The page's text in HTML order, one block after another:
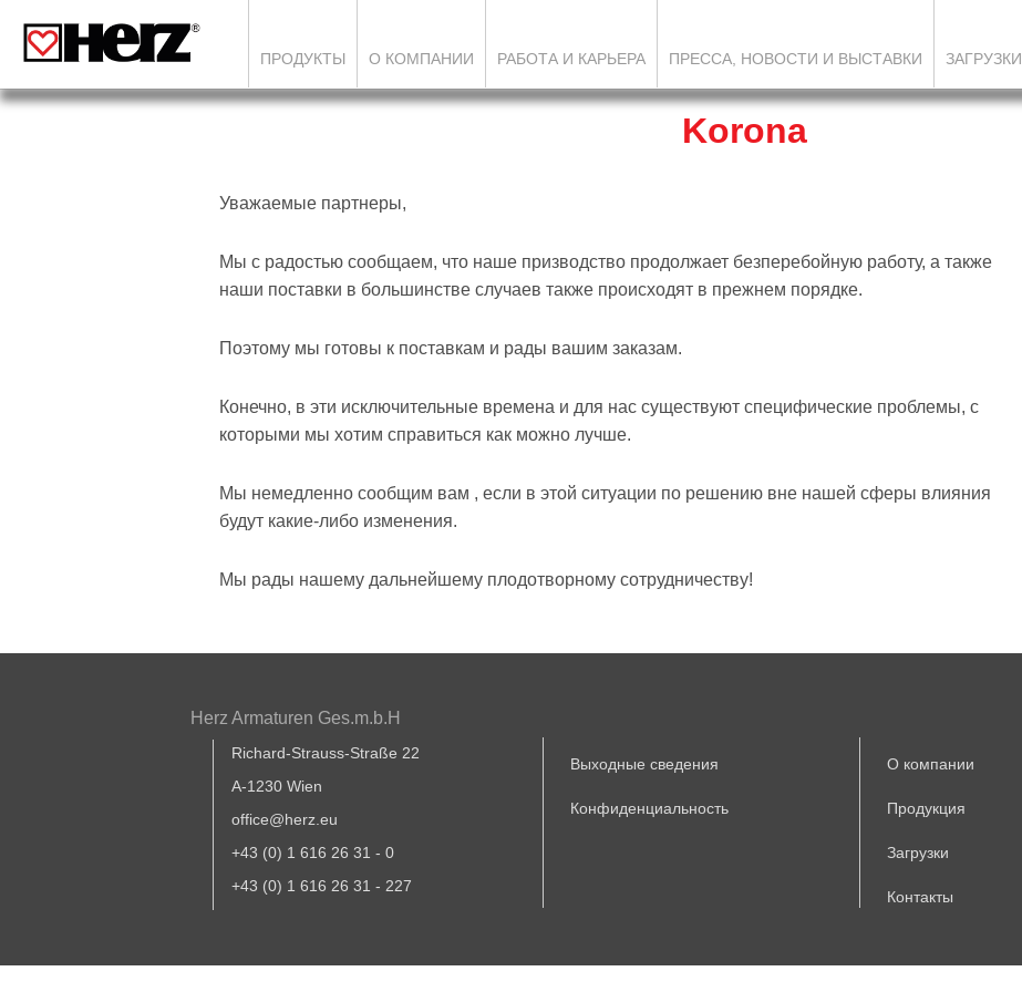
ПРОДУКТЫ О КОМПАНИИ РАБОТА И КАРЬЕРА ПРЕССА, НОВОСТИ И ВЫСТАВКИ ЗАГРУЗКИ
Korona
Уважаемые партнеры,
Мы с радостью сообщаем, что наше призводство продолжает безперебойную работу, а также
наши поставки в большинстве случаев также происходят в прежнем порядке.
Поэтому мы готовы к поставкам и рады вашим заказам.
Конечно, в эти исключительные времена и для нас существуют специфические проблемы, с
которыми мы хотим справиться как можно лучше.
Мы немедленно сообщим вам , если в этой ситуации по решению вне нашей сферы влияния
будут какие-либо изменения.
Мы рады нашему дальнейшему плодотворному сотрудничеству!
Herz Armaturen Ges.m.b.H
Richard-Strauss-Straße 22
A-1230 Wien
office@herz.eu
+43 (0) 1 616 26 31 - 0
+43 (0) 1 616 26 31 - 227
Выходные сведения
Конфиденциальность
О компании
Продукция
Загрузки
Контакты